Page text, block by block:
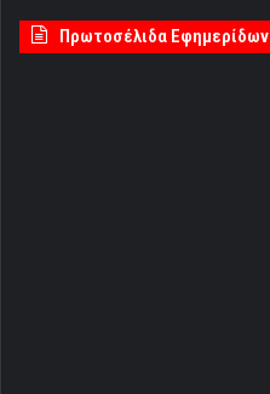
Πρωτοσέλιδα Εφημερίδων